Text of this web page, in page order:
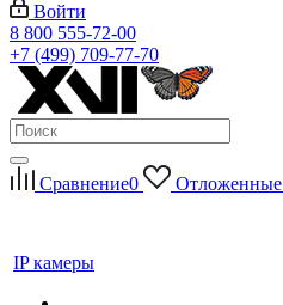
Войти
8 800 555-72-00
+7 (499) 709-77-70
Сравнение0 Отложенные
IP камеры